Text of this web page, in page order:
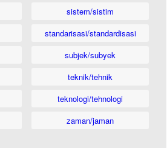
sistem/sistim
standarisasi/standardisasi
subjek/subyek
teknik/tehnik
teknologi/tehnologi
zaman/jaman